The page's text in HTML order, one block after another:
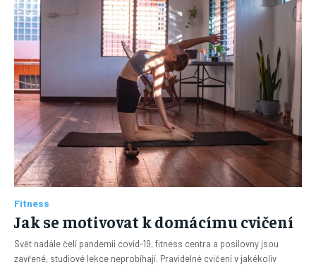
Fitness
Jak se motivovat k domácímu cvičení
Svět nadále čelí pandemii covid-19, fitness centra a posilovny jsou
zavřené, studiové lekce neprobíhají. Pravidelné cvičení v jakékoliv